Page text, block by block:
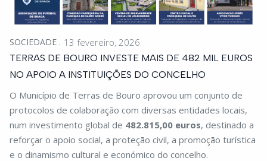
SOCIEDADE 13 fevereiro, 2026
TERRAS DE BOURO INVESTE MAIS DE 482 MIL EUROS
NO APOIO A INSTITUIÇÕES DO CONCELHO
O Município de Terras de Bouro aprovou um conjunto de
protocolos de colaboração com diversas entidades locais,
num investimento global de 482.815,00 euros, destinado a
reforçar o apoio social, a proteção civil, a promoção turística
e o dinamismo cultural e económico do concelho.